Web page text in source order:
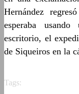
Hernández
esperaba
escritorio, el
de Siqueiros en la
Tags: